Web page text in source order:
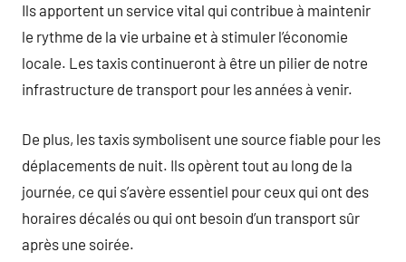
Ils apportent un service vital qui contribue à maintenir
le rythme de la vie urbaine et à stimuler l’économie
locale. Les taxis continueront à être un pilier de notre
infrastructure de transport pour les années à venir.
De plus, les taxis symbolisent une source fiable pour les
déplacements de nuit. Ils opèrent tout au long de la
journée, ce qui s’avère essentiel pour ceux qui ont des
horaires décalés ou qui ont besoin d’un transport sûr
après une soirée.